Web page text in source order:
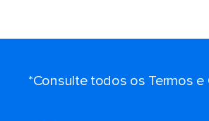
*Consulte todos os Termos